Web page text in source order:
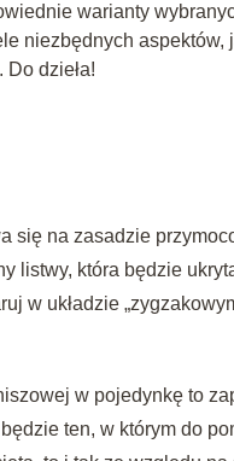
warianty
niezbędnych aspektów,
dzieła!
się na zasadzie
listwy, która będzie
w układzie
w pojedynkę to
ten, w którym do